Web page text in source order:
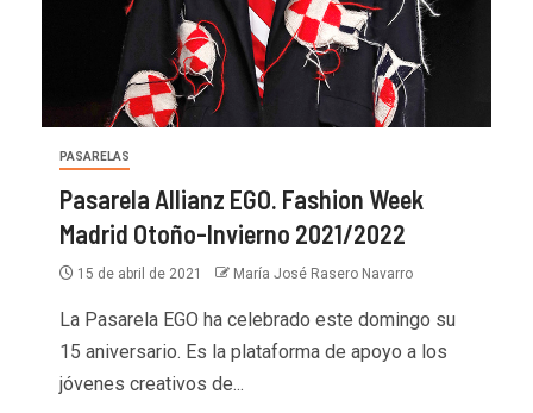
PASARELAS
Pasarela Allianz EGO. Fashion Week
Madrid Otoño-Invierno 2021/2022
15 de abril de 2021 María José Rasero Navarro
La Pasarela EGO ha celebrado este domingo su
15 aniversario. Es la plataforma de apoyo a los
jóvenes creativos de...